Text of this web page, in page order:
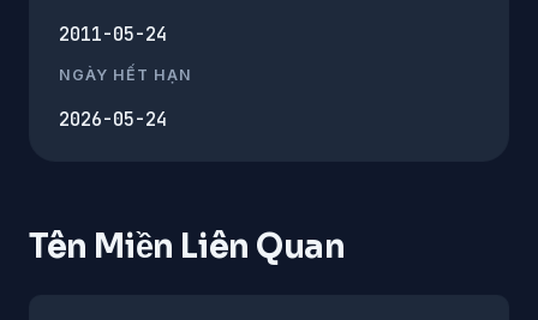
2011-05-24
NGÀY HẾT HẠN
2026-05-24
Tên Miền Liên Quan